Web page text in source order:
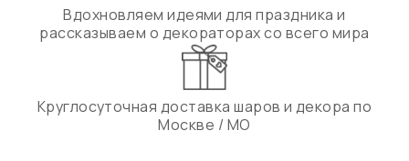
Вдохновляем идеями для праздника и
рассказываем о декораторах со всего мира
Круглосуточная доставка шаров и декора по
Москве / МО